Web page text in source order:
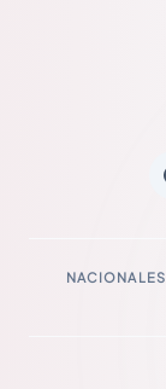
NACIONALES